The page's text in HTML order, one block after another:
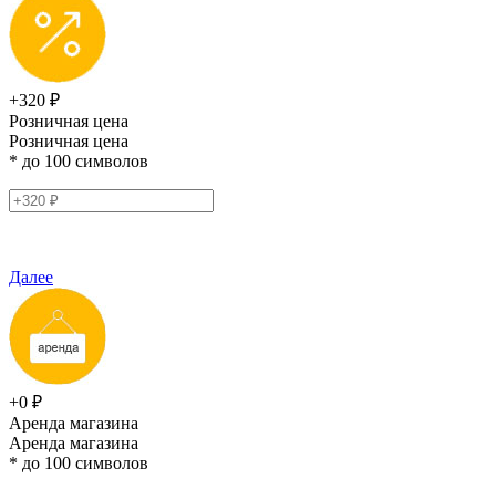
+320 ₽
Розничная цена
Розничная цена
* до 100 символов
Далее
+0 ₽
Аренда магазина
Аренда магазина
* до 100 символов